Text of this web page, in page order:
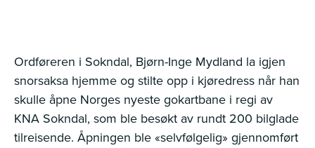
Ordføreren i Sokndal, Bjørn-Inge Mydland la igjen
snorsaksa hjemme og stilte opp i kjøredress når han
skulle åpne Norges nyeste gokartbane i regi av
KNA Sokndal, som ble besøkt av rundt 200 bilglade
tilreisende. Åpningen ble «selvfølgelig» gjennomført